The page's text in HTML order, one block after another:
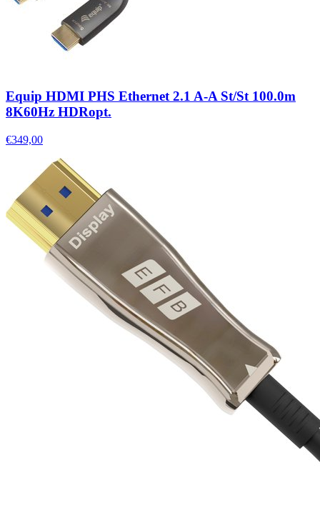
Equip HDMI PHS Ethernet 2.1 A-A St/St 100.0m
8K60Hz HDRopt.
€349,00